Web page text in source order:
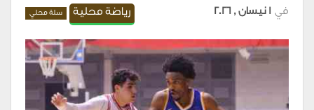
رياضة محلية سلة محلي في 1 نيسان , 2026